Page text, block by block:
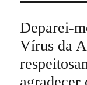
Deparei-
Vírus da